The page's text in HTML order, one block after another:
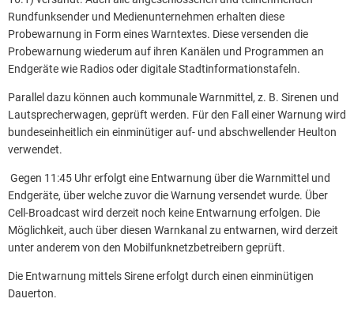
Rundfunksender und Medienunternehmen erhalten diese
Probewarnung in Form eines Warntextes. Diese versenden die
Probewarnung wiederum auf ihren Kanälen und Programmen an
Endgeräte wie Radios oder digitale Stadtinformationstafeln.
Parallel dazu können auch kommunale Warnmittel, z. B. Sirenen und
Lautsprecherwagen, geprüft werden. Für den Fall einer Warnung wird
bundeseinheitlich ein einminütiger auf- und abschwellender Heulton
verwendet.
Gegen 11:45 Uhr erfolgt eine Entwarnung über die Warnmittel und
Endgeräte, über welche zuvor die Warnung versendet wurde. Über
Cell-Broadcast wird derzeit noch keine Entwarnung erfolgen. Die
Möglichkeit, auch über diesen Warnkanal zu entwarnen, wird derzeit
unter anderem von den Mobilfunknetzbetreibern geprüft.
Die Entwarnung mittels Sirene erfolgt durch einen einminütigen
Dauerton.